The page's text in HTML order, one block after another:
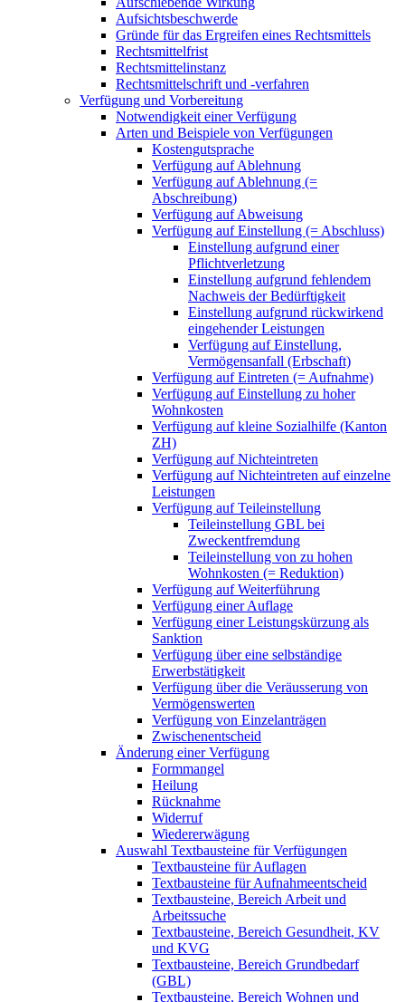
Aufsichtsbeschwerde
Gründe für das Ergreifen eines Rechtsmittels
Rechtsmittelfrist
Rechtsmittelinstanz
Rechtsmittelschrift und -verfahren
Verfügung und Vorbereitung
Notwendigkeit einer Verfügung
Arten und Beispiele von Verfügungen
Kostengutsprache
Verfügung auf Ablehnung
Verfügung auf Ablehnung (=
Abschreibung)
Verfügung auf Abweisung
Verfügung auf Einstellung (= Abschluss)
Einstellung aufgrund einer
Pflichtverletzung
Einstellung aufgrund fehlendem
Nachweis der Bedürftigkeit
Einstellung aufgrund rückwirkend
eingehender Leistungen
Verfügung auf Einstellung,
Vermögensanfall (Erbschaft)
Verfügung auf Eintreten (= Aufnahme)
Verfügung auf Einstellung zu hoher
Wohnkosten
Verfügung auf kleine Sozialhilfe (Kanton
ZH)
Verfügung auf Nichteintreten
Verfügung auf Nichteintreten auf einzelne
Leistungen
Verfügung auf Teileinstellung
Teileinstellung GBL bei
Zweckentfremdung
Teileinstellung von zu hohen
Wohnkosten (= Reduktion)
Verfügung auf Weiterführung
Verfügung einer Auflage
Verfügung einer Leistungskürzung als
Sanktion
Verfügung über eine selbständige
Erwerbstätigkeit
Verfügung über die Veräusserung von
Vermögenswerten
Verfügung von Einzelanträgen
Zwischenentscheid
Änderung einer Verfügung
Formmangel
Heilung
Rücknahme
Widerruf
Wiedererwägung
Auswahl Textbausteine für Verfügungen
Textbausteine für Auflagen
Textbausteine für Aufnahmeentscheid
Textbausteine, Bereich Arbeit und
Arbeitssuche
Textbausteine, Bereich Gesundheit, KV
und KVG
Textbausteine, Bereich Grundbedarf
(GBL)
Textbausteine, Bereich Wohnen und